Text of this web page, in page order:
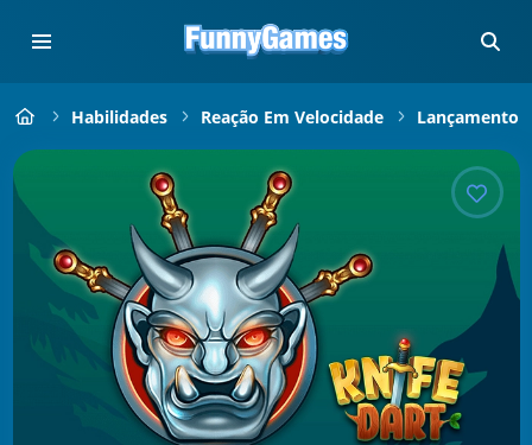
Habilidades Reação Em Velocidade Lançamento